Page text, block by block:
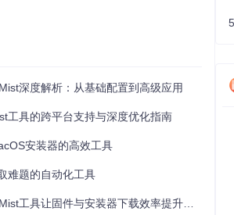
README Resources/Exampl
能将原始材料打造成各种实用的工具。
深度解析：从基础配置到高级应用
工具的跨平台支持与深度优化指南
安装器的高效工具
难题的自动化工具
工具让固件与安装器下载效率提升10倍